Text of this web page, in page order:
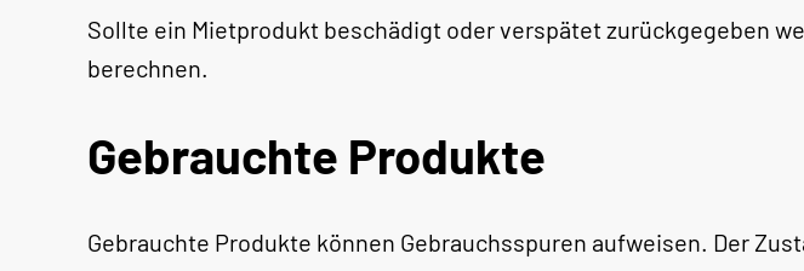
Sollte ein Mietprodukt beschädigt oder verspätet zurückgegeben
berechnen.
Gebrauchte Produkte
Gebrauchte Produkte können Gebrauchsspuren aufweisen. Der